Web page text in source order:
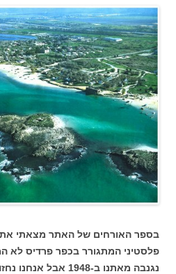
בספר האורחים של האתר מצאתי
פלסטיני המתגורר בכפר פרדיס לא
נגנבה מאתנו ב-1948